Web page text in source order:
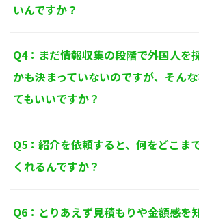
TEL：0120-550-580
株式会社 アルフォース･ワン 個人情
いんですか？
Q4：まだ情報収集の段階で外国人を
かも決まっていないのですが、そん
てもいいですか？
Q5：紹介を依頼すると、何をどこま
くれるんですか？
Q6：とりあえず見積もりや金額感を